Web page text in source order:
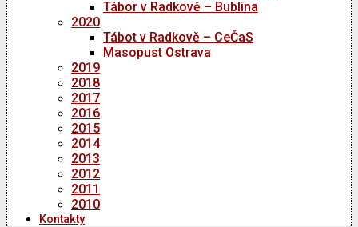
Tábor v Radkově – Bublina
2020
Tábot v Radkově – CeČaS
Masopust Ostrava
2019
2018
2017
2016
2015
2014
2013
2012
2011
2010
Kontakty